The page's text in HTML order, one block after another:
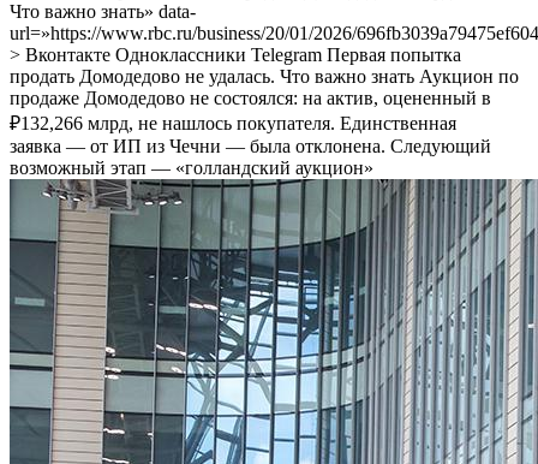
Что важно знать» data-
url=»https://www.rbc.ru/business/20/01/2026/
> Вконтакте Одноклассники Telegram Первая попытка
продать Домодедово не удалась. Что важно знать Аукцион по
продаже Домодедово не состоялся: на актив, оцененный в
₽132,266 млрд, не нашлось покупателя. Единственная
заявка — от ИП из Чечни — была отклонена. Следующий
возможный этап — «голландский аукцион»